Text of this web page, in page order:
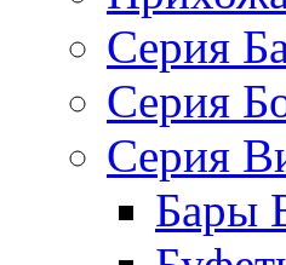
Серия
Серия
Серия
Бары